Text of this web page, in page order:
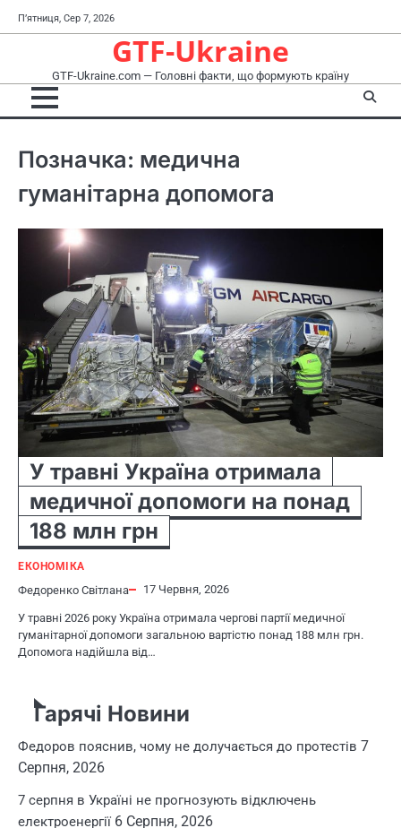
до
П’ятниця, Сер 7, 2026
GTF-Ukraine
GTF-Ukraine.com — Головні факти, що формують країну
Позначка: медична
гуманітарна допомога
У травні Україна отримала
медичної допомоги на понад
188 млн грн
ЕКОНОМІКА
Федоренко Світлана 17 Червня, 2026
У травні 2026 року Україна отримала чергові партії медичної
гуманітарної допомоги загальною вартістю понад 188 млн грн.
Допомога надійшла від…
Гарячі Новини
Федоров пояснив, чому не долучається до протестів 7
Серпня, 2026
7 серпня в Україні не прогнозують відключень
електроенергії 6 Серпня, 2026